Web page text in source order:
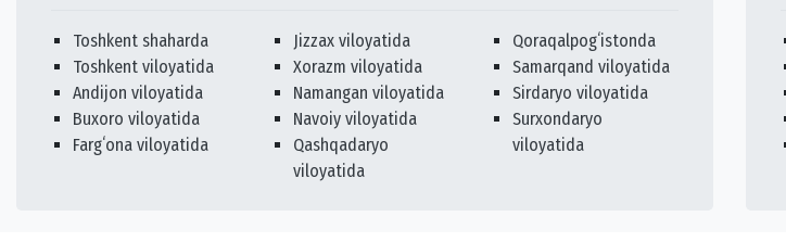
Toshkent shaharda
Toshkent viloyatida
Andijon viloyatida
Buxoro viloyatida
Fargʻona viloyatida
Jizzax viloyatida
Xorazm viloyatida
Namangan viloyatida
Navoiy viloyatida
Qashqadaryo
viloyatida
Qoraqalpogʻistonda
Samarqand viloyatida
Sirdaryo viloyatida
Surxondaryo
viloyatida